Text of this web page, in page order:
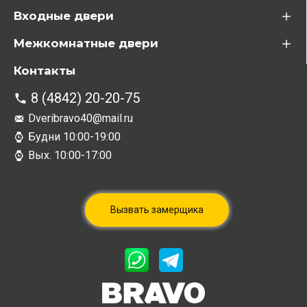
Входные двери
Межкомнатные двери
Контакты
8 (4842) 20-20-75
Dveribravo40@mail.ru
Будни 10:00-19:00
Вых. 10:00-17:00
Вызвать замерщика